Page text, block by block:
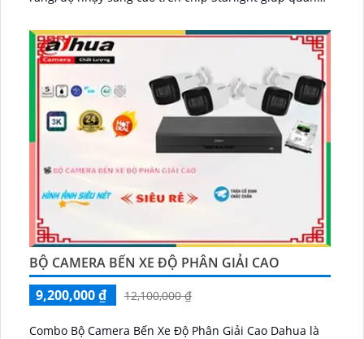
BỘ CAMERA BẾN XE ĐỘ PHÂN GIẢI CAO
9,200,000 ₫
12,100,000 ₫
Combo Bộ Camera Bến Xe Độ Phân Giải Cao Dahua là